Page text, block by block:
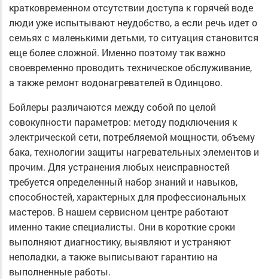
кратковременном отсутствии доступа к горячей воде
люди уже испытывают неудобство, а если речь идет о
семьях с маленькими детьми, то ситуация становится
еще более сложной. Именно поэтому так важно
своевременно проводить техническое обслуживание,
а также ремонт водонагревателей в Одинцово.
Бойлеры различаются между собой по целой
совокупности параметров: методу подключения к
электрической сети, потребляемой мощности, объему
бака, технологии защиты нагревательных элементов и
прочим. Для устранения любых неисправностей
требуется определенный набор знаний и навыков,
способностей, характерных для профессиональных
мастеров. В нашем сервисном центре работают
именно такие специалисты. Они в короткие сроки
выполняют диагностику, выявляют и устраняют
неполадки, а также выписывают гарантию на
выполненные работы.